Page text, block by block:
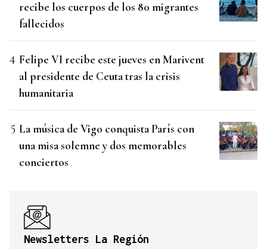
recibe los cuerpos de los 80 migrantes
fallecidos
Felipe VI recibe este jueves en Marivent
al presidente de Ceuta tras la crisis
humanitaria
La música de Vigo conquista París con
una misa solemne y dos memorables
conciertos
Newsletters La Región